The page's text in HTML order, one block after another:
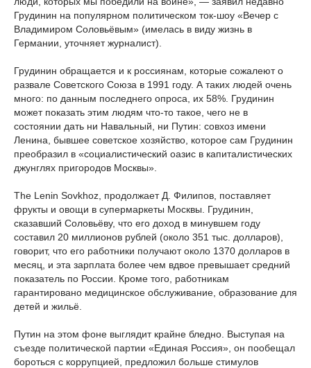
Грудинин на популярном политическом ток-шоу «Вечер с
Владимиром Соловьёвым» (имелась в виду жизнь в
Германии, уточняет журналист).
Грудинин обращается и к россиянам, которые сожалеют о
развале Советского Союза в 1991 году. А таких людей очень
много: по данным последнего опроса, их 58%. Грудинин
может показать этим людям что-то такое, чего не в
состоянии дать ни Навальный, ни Путин: совхоз имени
Ленина, бывшее советское хозяйство, которое сам Грудинин
преобразил в «социалистический оазис в капиталистических
джунглях пригородов Москвы».
The Lenin Sovkhoz, продолжает Д. Филипов, поставляет
фрукты и овощи в супермаркеты Москвы. Грудинин,
сказавший Соловьёву, что его доход в минувшем году
составил 20 миллионов рублей (около 351 тыс. долларов),
говорит, что его работники получают около 1370 долларов в
месяц, и эта зарплата более чем вдвое превышает средний
показатель по России. Кроме того, работникам
гарантировано медицинское обслуживание, образование для
детей и жильё.
Путин на этом фоне выглядит крайне бледно. Выступая на
съезде политической партии «Единая Россия», он пообещал
бороться с коррупцией, предложил больше стимулов